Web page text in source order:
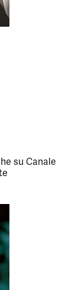
su Canale